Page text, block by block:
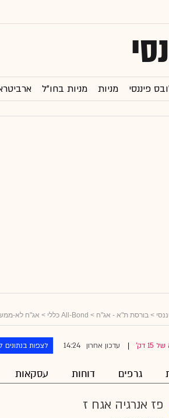
פיננסי מניות מניות בחו"ל
> בורסת ת"א - אג"ח > All-Bond כללי > אג"ח לא-
דק' עדכון אחרון 14:24 לצפות
גרפים דוחות עסקאות
פז אנרגיה אגח ז